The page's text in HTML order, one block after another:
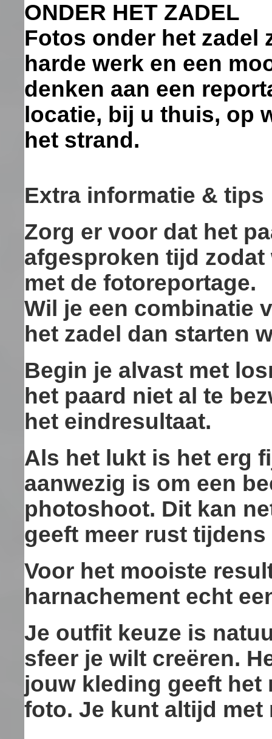
ONDER HET ZADEL
Fotos onder het zadel
harde werk en een
denken aan een
locatie, bij u thuis, op
het strand.
Extra informatie & tips
Zorg er voor dat het
afgesproken tijd
met de fotoreportage.
Wil je een combinatie
het zadel dan starten
Begin je alvast met
het paard niet al te
het eindresultaat.
Als het lukt is het erg
aanwezig is om een
photoshoot. Dit kan
geeft meer rust
Voor het mooiste
harnachement echt
Je outfit keuze is
sfeer je wilt creëren.
jouw kleding geeft het
foto. Je kunt altijd